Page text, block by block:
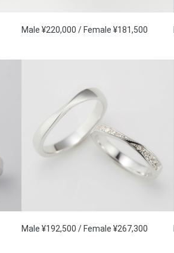
Male ¥220,000 / Female ¥181,500
Male ¥192,500 / Female ¥267,300